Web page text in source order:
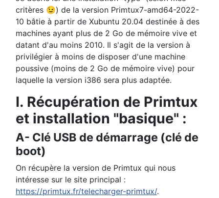
critères 😉) de la version Primtux7-amd64-2022-
10 bâtie à partir de Xubuntu 20.04 destinée à des
machines ayant plus de 2 Go de mémoire vive et
datant d'au moins 2010. Il s'agit de la version à
privilégier à moins de disposer d'une machine
poussive (moins de 2 Go de mémoire vive) pour
laquelle la version i386 sera plus adaptée.
I. Récupération de Primtux
et installation "basique" :
A- Clé USB de démarrage (clé de
boot)
On récupère la version de Primtux qui nous
intéresse sur le site principal :
https://primtux.fr/telecharger-primtux/.